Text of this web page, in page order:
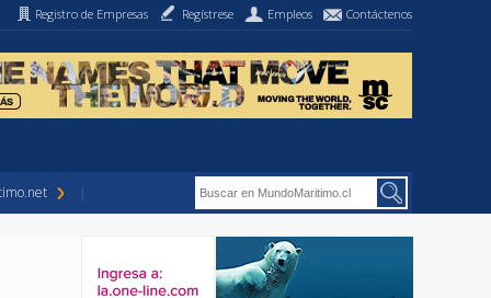
Registro de Empresas Regístrese Empleos Contáctenos